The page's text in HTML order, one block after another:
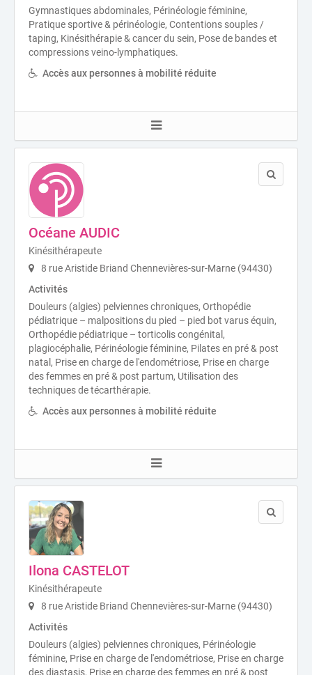
Gymnastiques abdominales, Périnéologie féminine,
Pratique sportive & périnéologie, Contentions souples /
taping, Kinésithérapie & cancer du sein, Pose de bandes et
compressions veino-lymphatiques.
Accès aux personnes à mobilité réduite
Océane AUDIC
Kinésithérapeute
8 rue Aristide Briand Chennevières-sur-Marne (94430)
Activités
Douleurs (algies) pelviennes chroniques, Orthopédie
pédiatrique – malpositions du pied – pied bot varus équin,
Orthopédie pédiatrique – torticolis congénital,
plagiocéphalie, Périnéologie féminine, Pilates en pré & post
natal, Prise en charge de l'endométriose, Prise en charge
des femmes en pré & post partum, Utilisation des
techniques de técarthérapie.
Accès aux personnes à mobilité réduite
Ilona CASTELOT
Kinésithérapeute
8 rue Aristide Briand Chennevières-sur-Marne (94430)
Activités
Douleurs (algies) pelviennes chroniques, Périnéologie
féminine, Prise en charge de l'endométriose, Prise en charge
des diastasis, Prise en charge des femmes en pré & post